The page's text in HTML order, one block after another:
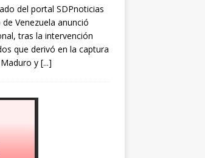
del portal SDPnoticias
Venezuela anunció
tras la intervención
que derivó en la captura
y [...]